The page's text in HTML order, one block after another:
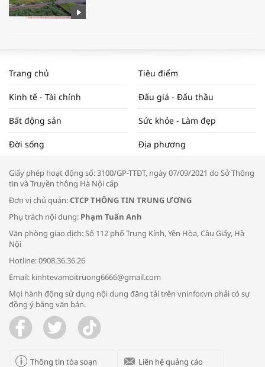
NAM NĂM 2024 VÀ NĂM 2025 | NHỊP
ĐẬP THỊ TRƯỜNG #62
Tọa đàm “Xúc tiến thương mại: Khơi
Bác sĩ tư vấn cách phòng tránh bệnh
đường hô hấp trong thời tiết giao mùa
Trao yêu thương cho em
Trang chủ Tiêu điểm
Kinh tế - Tài chính Đấu giá - Đấu thầu
Bất động sản Sức khỏe - Làm đẹp
Đời sống Địa phương
Giấy phép hoạt động số: 3100/GP-TTĐT, ngày 07/09/2021 do Sở Thông
tin và Truyền thông Hà Nội cấp
Đơn vị chủ quản:CTCP THÔNG TIN TRUNG ƯƠNG
Phụ trách nội dung: Phạm Tuấn Anh
Văn phòng giao dịch: Số 112 phố Trung Kính, Yên Hòa, Cầu Giấy, Hà
Nội
Hotline: 0908.36.36.26
Email: kinhtevamoitruong6666@gmail.com
Mọi hành động sử dụng nội dung đăng tải trên vninfor.vn phải có sự
đồng ý bằng văn bản.
Thông tin tòa soạn Liên hệ quảng cáo